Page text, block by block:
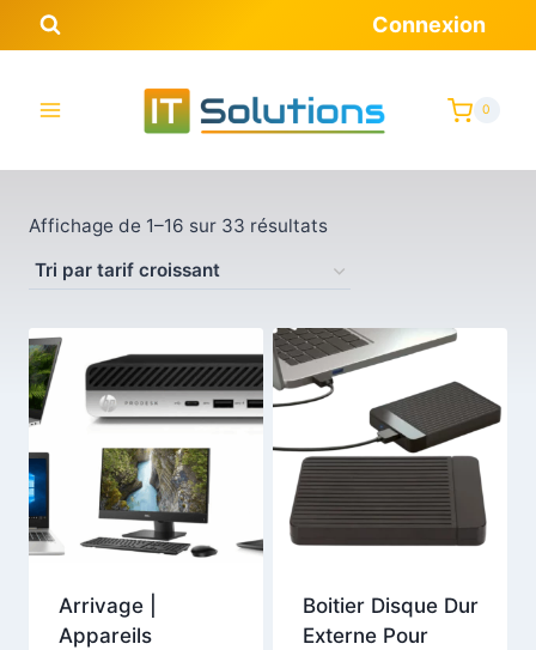
Aller
au
Connexion
0
Affichage de 1–16 sur 33 résultatsTrié
prix
croissant
Arrivage |
Appareils
Boitier Disque Dur
Externe Pour